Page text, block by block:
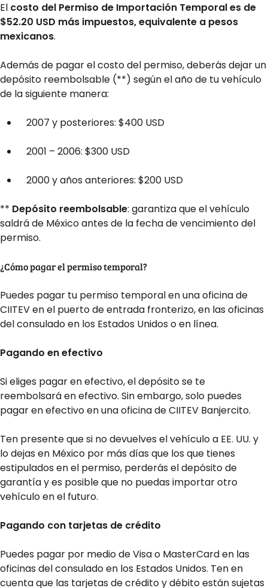
El costo del Permiso de Importación Temporal es de
$52.20 USD más impuestos, equivalente a pesos
mexicanos.
Además de pagar el costo del permiso, deberás dejar un
depósito reembolsable (**) según el año de tu vehículo
de la siguiente manera:
2007 y posteriores: $400 USD
2001 – 2006: $300 USD
2000 y años anteriores: $200 USD
** Depósito reembolsable: garantiza que el vehículo
saldrá de México antes de la fecha de vencimiento del
permiso.
¿Cómo pagar el permiso temporal?
Puedes pagar tu permiso temporal en una oficina de
CIITEV en el puerto de entrada fronterizo, en las oficinas
del consulado en los Estados Unidos o en línea.
Pagando en efectivo
Si eliges pagar en efectivo, el depósito se te
reembolsará en efectivo. Sin embargo, solo puedes
pagar en efectivo en una oficina de CIITEV Banjercito.
Ten presente que si no devuelves el vehículo a EE. UU. y
lo dejas en México por más días que los que tienes
estipulados en el permiso, perderás el depósito de
garantía y es posible que no puedas importar otro
vehículo en el futuro.
Pagando con tarjetas de crédito
Puedes pagar por medio de Visa o MasterCard en las
oficinas del consulado en los Estados Unidos. Ten en
cuenta que las tarjetas de crédito y débito están sujetas